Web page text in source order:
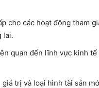
cho các hoạt động tham
lai.
quan đến lĩnh vực kinh
trị và loại hình tài sản